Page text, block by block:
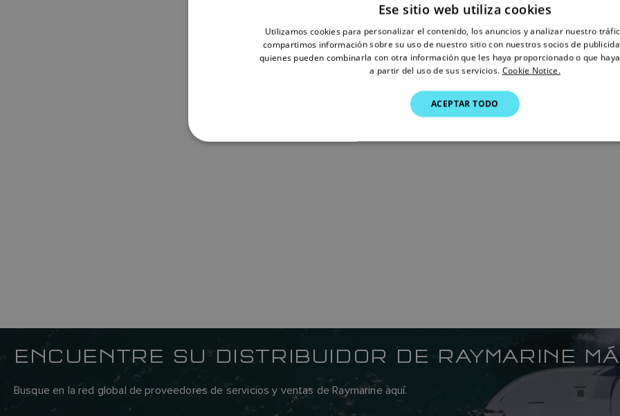
ENCUENTRE SU DISTRIBUIDOR DE RAYMARINE
Busque en la red global de proveedores de servicios y ventas de Raymarine aquí.
Ese sitio web utiliza cookies
Utilizamos cookies para personalizar el contenido, los anuncios y analizar nuestro
compartimos información sobre su uso de nuestro sitio con nuestros socios de
quienes pueden combinarla con otra información que les haya proporcionado o que
a partir del uso de sus servicios. Cookie Notice.
ACEPTAR TODO